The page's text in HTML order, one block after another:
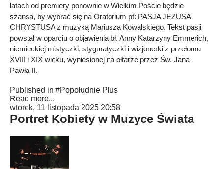
latach od premiery ponownie w Wielkim Poście będzie
szansa, by wybrać się na Oratorium pt: PASJA JEZUSA
CHRYSTUSA z muzyką Mariusza Kowalskiego. Tekst pasji
powstał w oparciu o objawienia bł. Anny Katarzyny Emmerich,
niemieckiej mistyczki, stygmatyczki i wizjonerki z przełomu
XVIII i XIX wieku, wyniesionej na ołtarze przez Św. Jana
Pawła II.
Published in #Popołudnie Plus
Read more...
wtorek, 11 listopada 2025 20:58
Portret Kobiety w Muzyce Świata